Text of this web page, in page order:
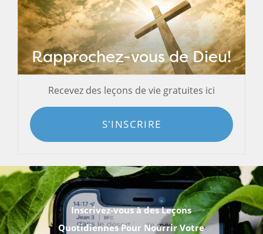
Rapprochez-vous de Dieu!
Recevez des leçons de vie gratuites ici
S'INSCRIRE
Inscrivez-vous à des Leçons
Quotidiennes Pour Nourrir Votre